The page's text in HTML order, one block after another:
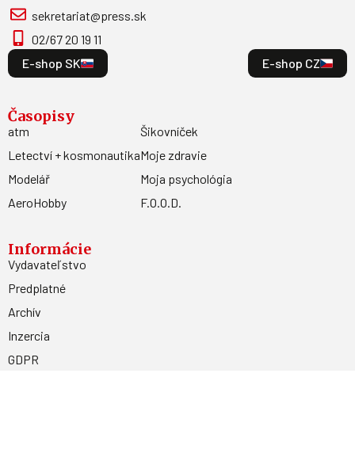
sekretariat@press.sk
02/67 20 19 11
E-shop SK
E-shop CZ
Časopisy
atm
Letectví + kosmonautika
Modelář
AeroHobby
Šikovníček
Moje zdravie
Moja psychológia
F.O.O.D.
Informácie
Vydavateľstvo
Predplatné
Archív
Inzercia
GDPR